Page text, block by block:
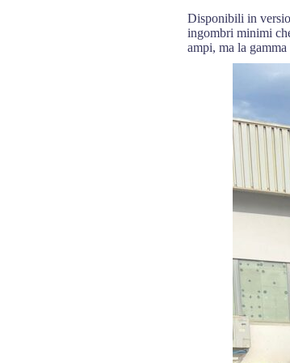
Disponibili in
ingombri minimi
ampi, ma la